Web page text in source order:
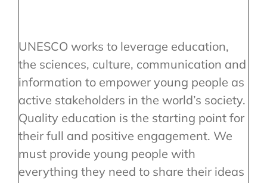
UNESCO works to leverage education,
the sciences, culture, communication and
information to empower young people as
active stakeholders in the world’s society.
Quality education is the starting point for
their full and positive engagement. We
must provide young people with
everything they need to share their ideas